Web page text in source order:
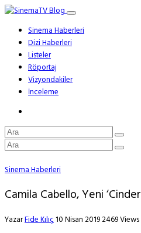
Sinema Haberleri
Dizi Haberleri
Listeler
Röportaj
Vizyondakiler
İnceleme
Sinema Haberleri
Camila Cabello, Yeni
YazarFide Kılıç10 Nisan 20192469 Views